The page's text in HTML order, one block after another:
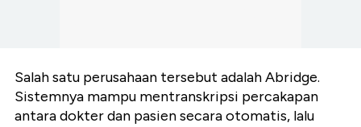
Salah satu perusahaan tersebut adalah Abridge.
Sistemnya mampu mentranskripsi percakapan
antara dokter dan pasien secara otomatis, lalu